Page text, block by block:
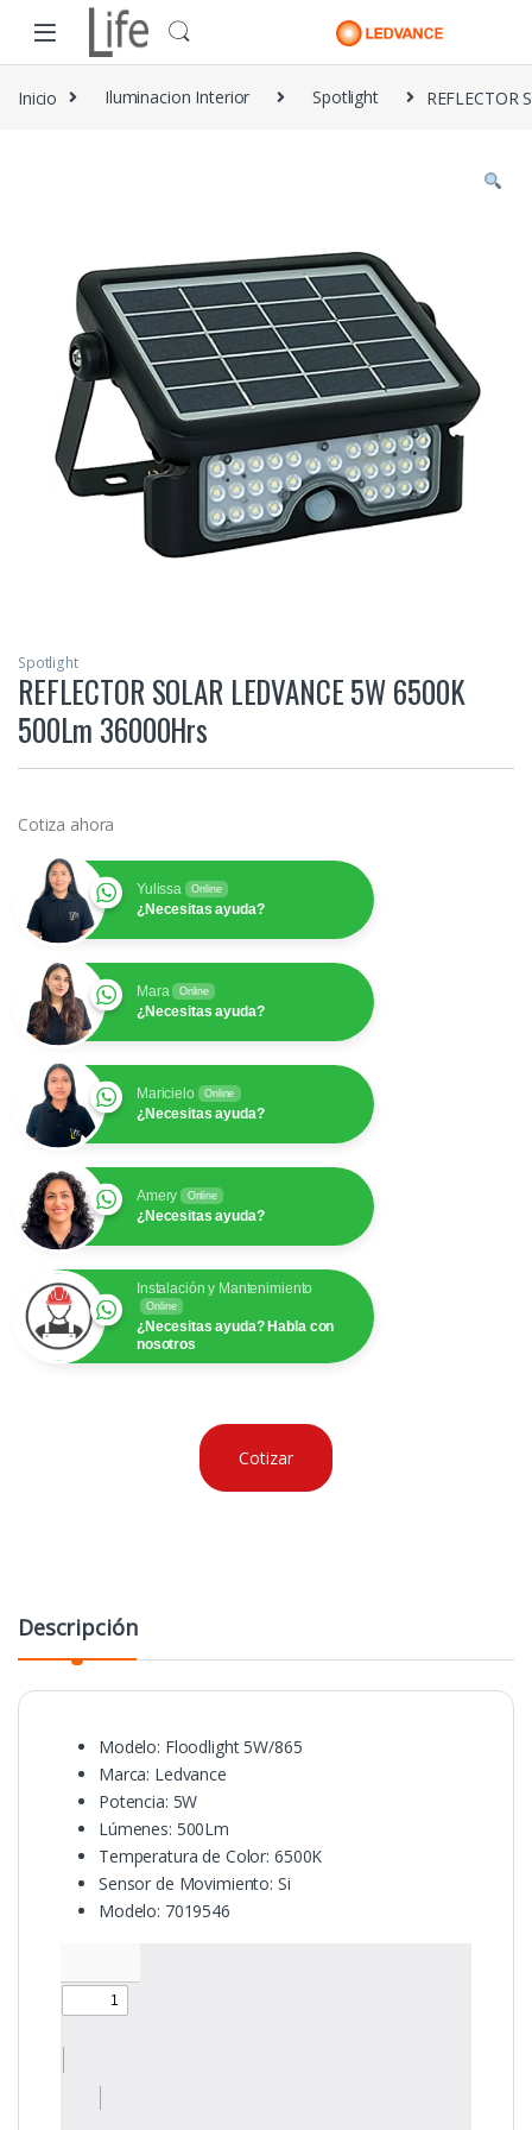
Skip to navigation
Skip to content
Inicio Iluminacion Interior Spotlight REFLECTOR
Spotlight
REFLECTOR SOLAR LEDVANCE 5W 6500K
500Lm 36000Hrs
Cotiza ahora
Yulissa Online
¿Necesitas ayuda?
Mara Online
¿Necesitas ayuda?
Maricielo Online
¿Necesitas ayuda?
Amery Online
¿Necesitas ayuda?
Instalación y Mantenimiento
Online
¿Necesitas ayuda? Habla con
nosotros
Cotizar
Descripción
Modelo: Floodlight 5W/865
Marca: Ledvance
Potencia: 5W
Lúmenes: 500Lm
Temperatura de Color: 6500K
Sensor de Movimiento: Si
Modelo: 7019546